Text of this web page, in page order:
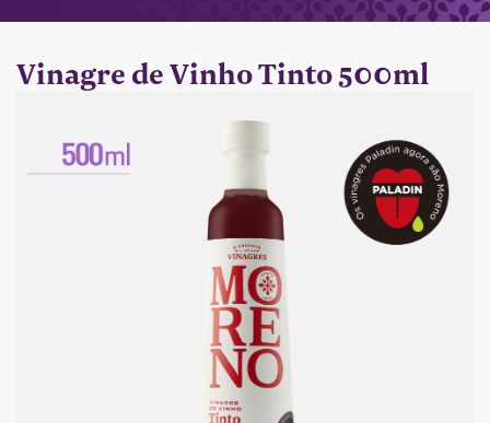
Vinagre de Vinho Tinto 500ml